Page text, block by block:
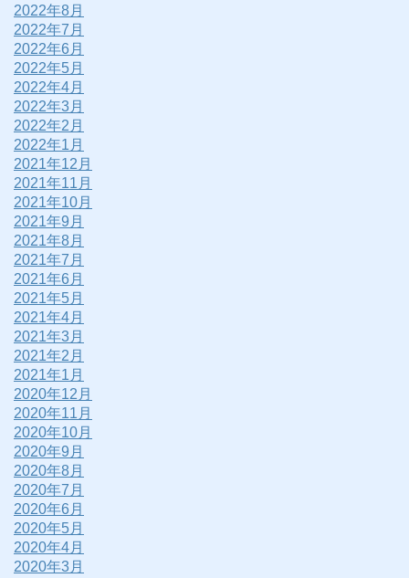
2022年8月
2022年7月
2022年6月
2022年5月
2022年4月
2022年3月
2022年2月
2022年1月
2021年12月
2021年11月
2021年10月
2021年9月
2021年8月
2021年7月
2021年6月
2021年5月
2021年4月
2021年3月
2021年2月
2021年1月
2020年12月
2020年11月
2020年10月
2020年9月
2020年8月
2020年7月
2020年6月
2020年5月
2020年4月
2020年3月